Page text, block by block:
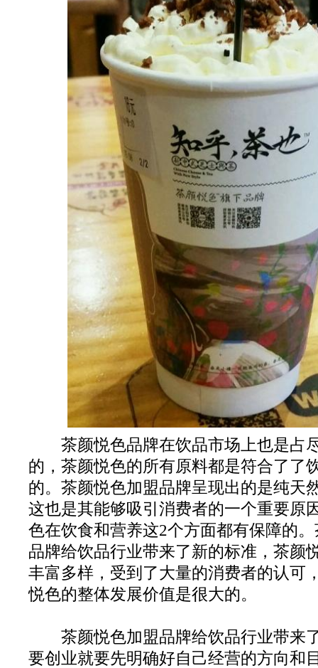
茶颜悦色品牌在饮品市场上也是占
的，茶颜悦色的所有原料都是符合了了
的。茶颜悦色加盟品牌呈现出的是纯天
这也是其能够吸引消费者的一个重要原
色在饮食和营养这2个方面都有保障的
品牌给饮品行业带来了新的标准，茶颜
丰富多样，受到了大量的消费者的认可
悦色的整体发展价值是很大的。
茶颜悦色加盟品牌给饮品行业带来
要创业就要先明确好自己经营的方向和